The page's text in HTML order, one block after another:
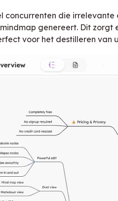
concurrenten die
genereert. Dit
voor het destilleren van